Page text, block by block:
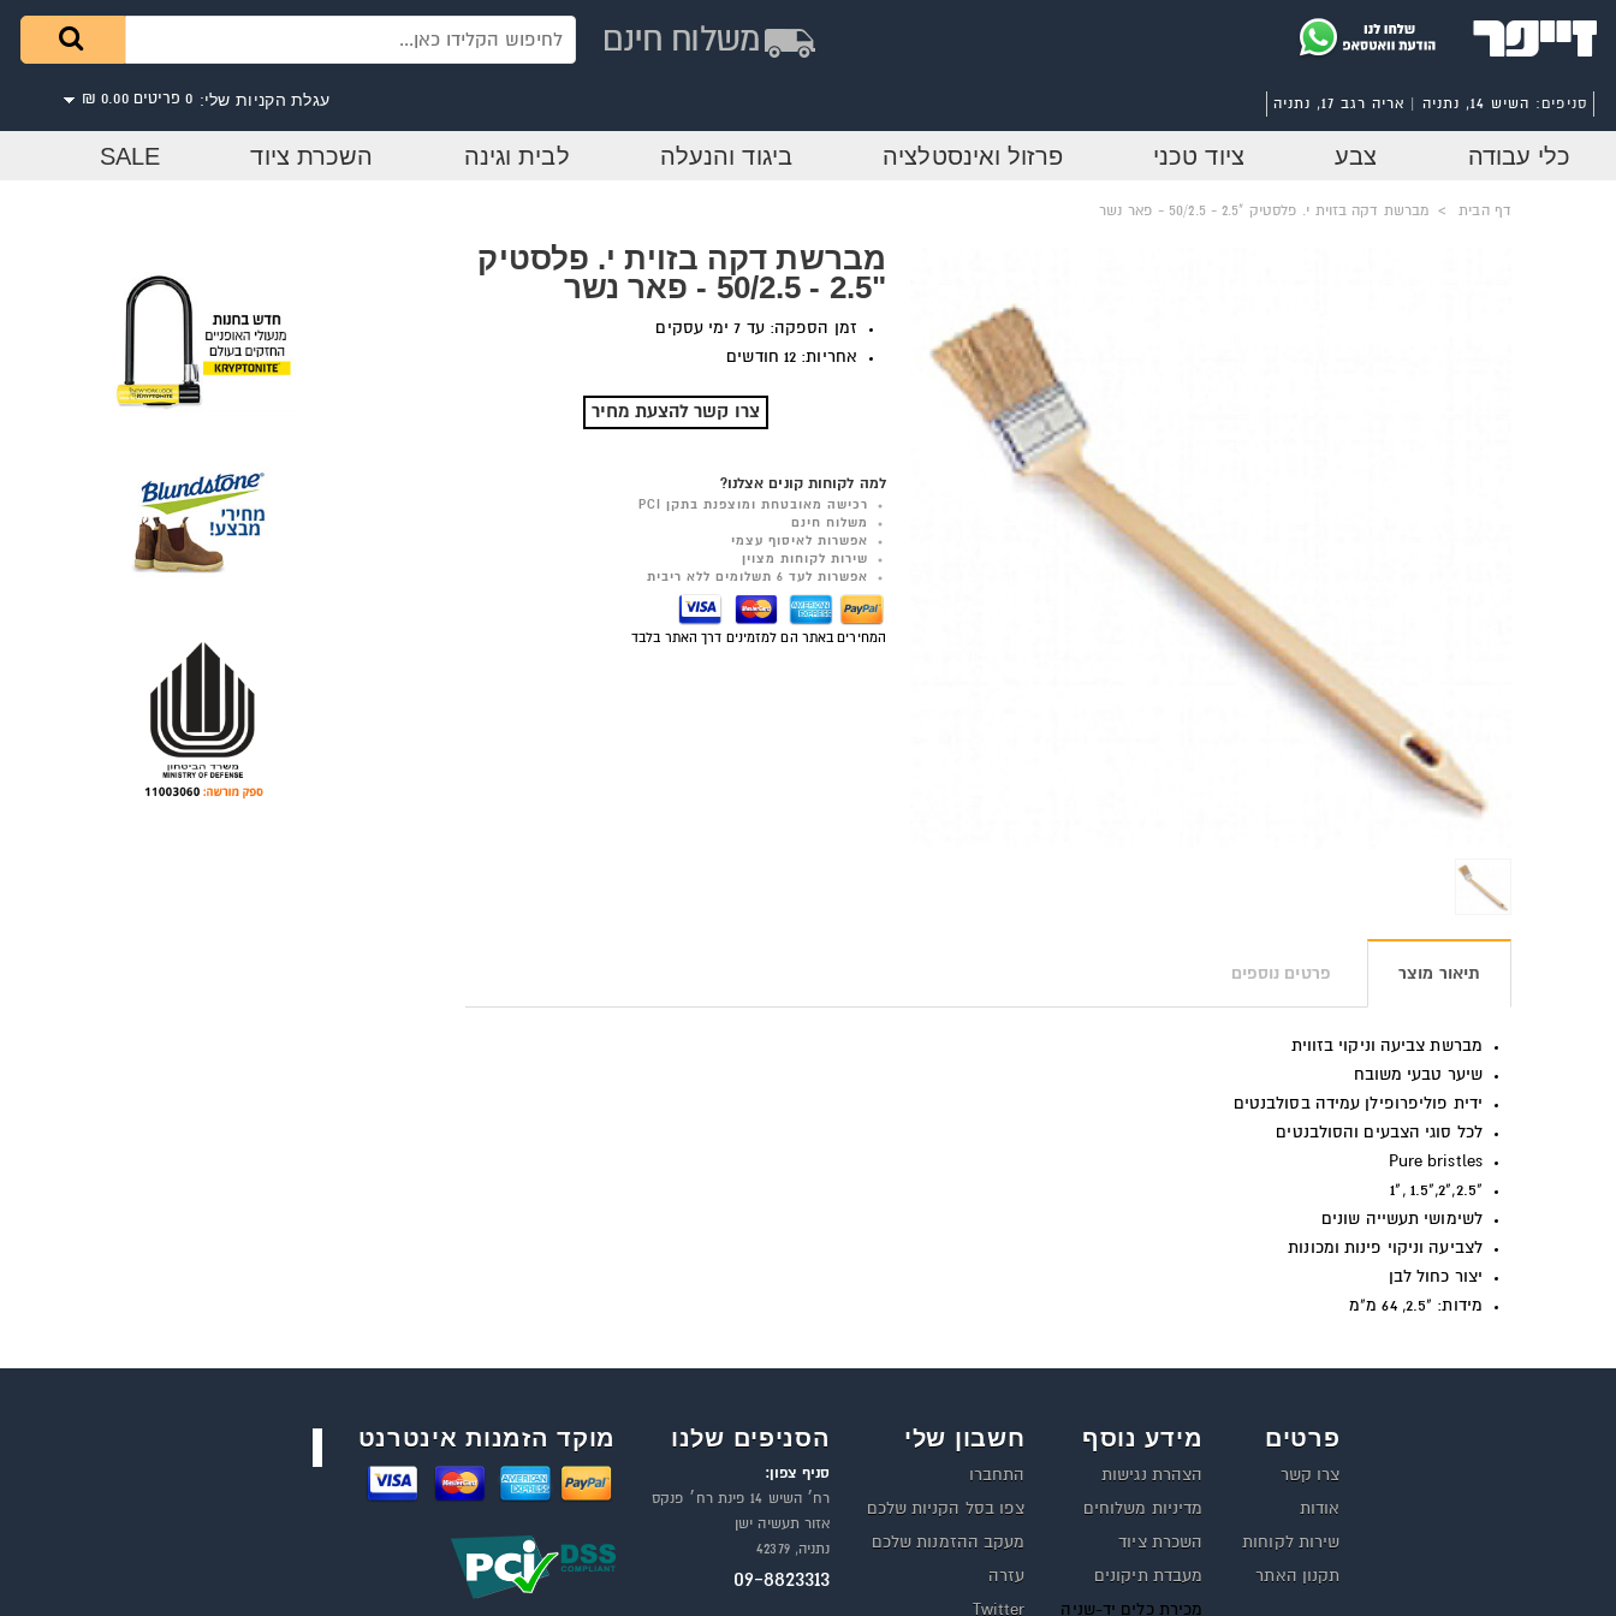
עגלת הקניות שלי: 0 פריטים 0.00 ₪ סניפים: השיש 14, נתניה | אריה רגב 17, נתניה
כלי עבודה צבע ציוד טכני פרזול ואינסטלציה ביגוד והנעלה לבית וגינה השכרת ציוד SALE
דף הבית > מברשת דקה בזוית י. פלסטיק "2.5 - 50/2.5 - פאר נשר
מברשת דקה בזוית י. פלסטיק
"2.5 - 50/2.5 - פאר נשר
זמן הספקה: עד 7 ימי עסקים
אחריות: 12 חודשים
צרו קשר להצעת מחיר
למה לקוחות קונים אצלנו?
רכישה מאובטחת ומוצפנת בתקן PCI
משלוח חינם
אפשרות לאיסוף עצמי
שירות לקוחות מצוין
אפשרות לעד 6 תשלומים ללא ריבית
המחירים באתר הם למזמינים דרך האתר בלבד
תיאור מוצר פרטים נוספים
מברשת צביעה וניקוי בזווית
שיער טבעי משובח
ידית פוליפרופילן עמידה בסולבנטים
לכל סוגי הצבעים והסולבנטים
Pure bristles
"2.5,"2,"1.5 ,"1
לשימושי תעשייה שונים
לצביעה וניקוי פינות ומכונות
יצור כחול לבן
מידות: "2.5, 64 מ"מ
פרטים
צרו קשר
אודות
שירות לקוחות
תקנון האתר
מידע נוסף
הצהרת נגישות
מדיניות משלוחים
השכרת ציוד
מעבדת תיקונים
מכירת כלים יד-שניה
חשבון שלי
התחברו
צפו בסל הקניות שלכם
מעקב ההזמנות שלכם
עזרה
Twitter
הסניפים שלנו
סניף צפון:
רח׳ השיש 14 פינת רח׳ פנקס
אזור תעשיה ישן
נתניה, 42379
09-8823313
מוקד הזמנות אינטרנט